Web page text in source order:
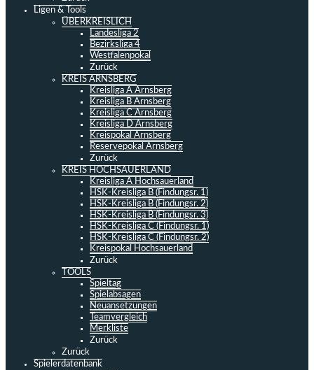
Ligen & Tools
ÜBERKREISLICH
Landesliga 2
Bezirksliga 4
Westfalenpokal
Zurück
KREIS ARNSBERG
Kreisliga A Arnsberg
Kreisliga B Arnsberg
Kreisliga C Arnsberg
Kreisliga D Arnsberg
Kreispokal Arnsberg
Reservepokal Arnsberg
Zurück
KREIS HOCHSAUERLAND
Kreisliga A Hochsauerland
HSK-Kreisliga B (Findungsr. 1)
HSK-Kreisliga B (Findungsr. 2)
HSK-Kreisliga B (Findungsr. 3)
HSK-Kreisliga C (Findungsr. 1)
HSK-Kreisliga C (Findungsr. 2)
Kreispokal Hochsauerland
Zurück
TOOLS
Spieltag
Spielabsagen
Neuansetzungen
Teamvergleich
Merkliste
Zurück
Zurück
Spielerdatenbank